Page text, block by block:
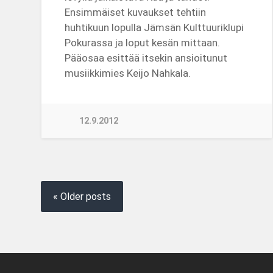
Ensimmäiset kuvaukset tehtiin
huhtikuun lopulla Jämsän Kulttuuriklupi
Pokurassa ja loput kesän mittaan.
Pääosaa esittää itsekin ansioitunut
musiikkimies Keijo Nahkala.
12.9.2012
« Older posts